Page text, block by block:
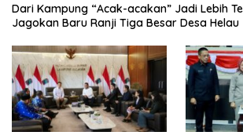
Dari Kampung “Acak-acakan” Jadi Lebih
Jagokan Baru Ranji Tiga Besar Desa Helau